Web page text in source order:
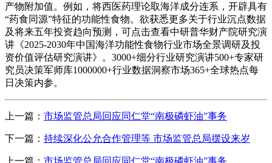
产物附加值。例如，将西医药理论取海洋成分连系，开辟具有
“药食同源”特征的功能性食物。欲获悉更多关于行业沉点数据
及将来五年投资趋向预测，可点击查看中研普华财产院研究演
讲《2025-2030年中国海洋功能性食物行业市场全景调研及投
资价值评估研究演讲》。3000+细分行业研究演讲500+专家研
究员决策军师库1000000+行业数据洞察市场365+全球热点每
日决策内参。
上一篇： 市场监管总局回应同仁堂“南极磷虾油”事务
下一篇： 持续深化公允合作管理等 市场监管总局摆设来岁
上一篇： 市场监管总局回应同仁堂“南极磷虾油”事务